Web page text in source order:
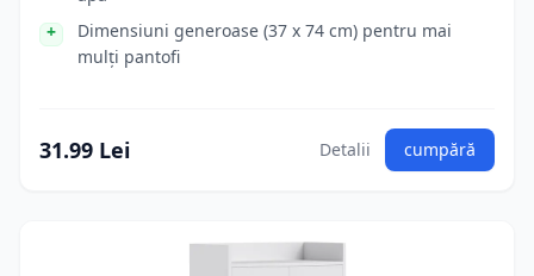
Dimensiuni generoase (37 x 74 cm) pentru mai
mulți pantofi
31.99 Lei Detalii cumpără